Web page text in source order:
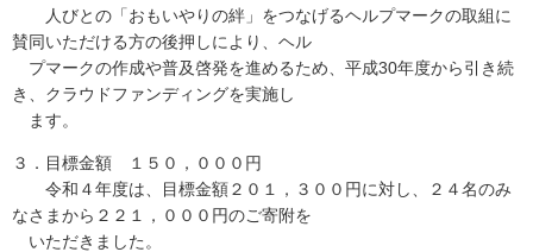
人びとの「おもいやりの絆」をつなげるヘルプマークの取組に
賛同いただける方の後押しにより、ヘル
プマークの作成や普及啓発を進めるため、平成30年度から引き続
き、クラウドファンディングを実施し
ます。
３．目標金額 １５０，０００円
令和４年度は、目標金額２０１，３００円に対し、２４名のみ
なさまから２２１，０００円のご寄附を
いただきました。